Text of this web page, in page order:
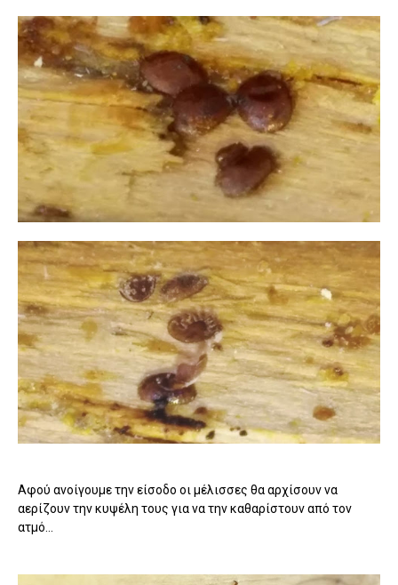
Αφού ανοίγουμε την είσοδο οι μέλισσες θα αρχίσουν να
αερίζουν την κυψέλη τους για να την καθαρίστουν από τον
ατμό...